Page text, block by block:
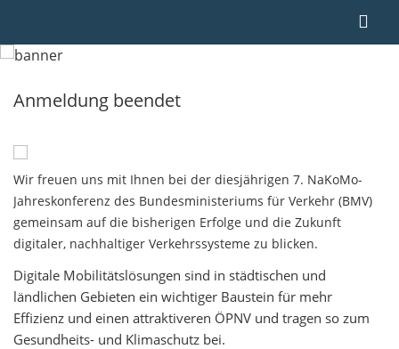
Anmeldung beendet
Wir freuen uns mit Ihnen bei der diesjährigen 7. NaKoMo-
Jahreskonferenz des Bundesministeriums für Verkehr (BMV)
gemeinsam auf die bisherigen Erfolge und die Zukunft
digitaler, nachhaltiger Verkehrssysteme zu blicken.
Digitale Mobilitätslösungen sind in städtischen und
ländlichen Gebieten ein wichtiger Baustein für mehr
Effizienz und einen attraktiveren ÖPNV und tragen so zum
Gesundheits- und Klimaschutz bei.